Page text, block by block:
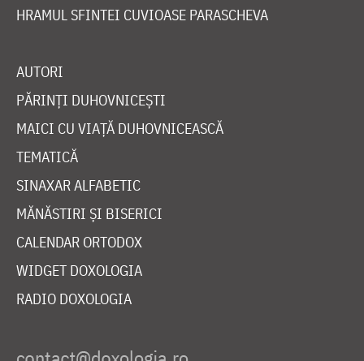
HRAMUL SFINTEI CUVIOASE PARASCHEVA
AUTORI
PĂRINȚI DUHOVNICEȘTI
MAICI CU VIAȚĂ DUHOVNICEASCĂ
TEMATICĂ
SINAXAR ALFABETIC
MĂNĂSTIRI ȘI BISERICI
CALENDAR ORTODOX
WIDGET DOXOLOGIA
RADIO DOXOLOGIA